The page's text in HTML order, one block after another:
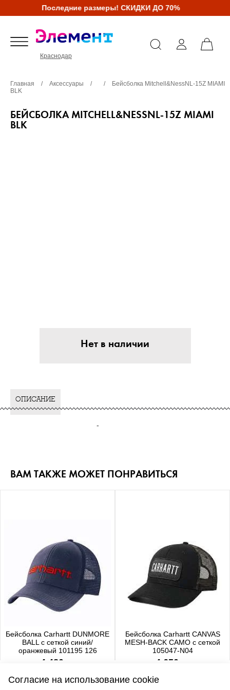
Последние размеры! СКИДКИ ДО 70%
Краснодар
Главная / Аксессуары / /
Бейсболка Mitchell&NessNL-15Z MIAMI
BLK
БЕЙСБОЛКА MITCHELL&NESSNL-15Z MIAMI
BLK
Нет в наличии
ОПИСАНИЕ
-
ВАМ ТАКЖЕ МОЖЕТ ПОНРАВИТЬСЯ
Бейсболка Carhartt DUNMORE
BALL с сеткой синий/
оранжевый 101195 126
4 480 р.
Бейсболка Carhartt CANVAS
MESH-BACK CAMO с сеткой
105047-N04
4 650 р.
Согласие на использование cookie